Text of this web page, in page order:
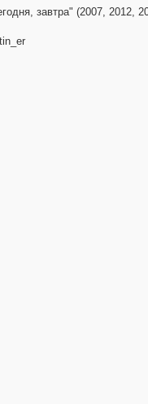
завтра" (2007, 2012,